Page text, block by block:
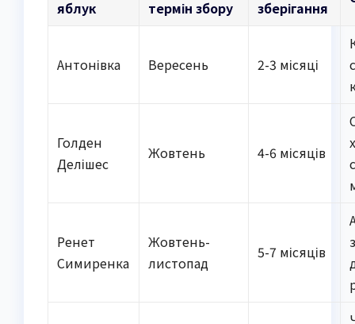
яблук
термін збору
зберігання
Антонівка Вересень 2-3 місяці
Голден
Делішес
Жовтень 4-6 місяців
Ренет
Симиренка
Жовтень-
листопад
5-7 місяців